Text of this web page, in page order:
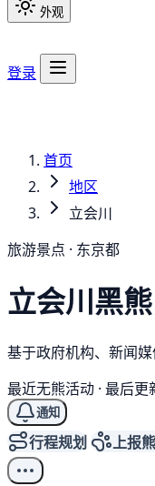
外观
登录
首页
地区
立会川
旅游景点 · 东京都
立会川黑熊
基于政府机构、新闻
最近无熊活动 · 最后更
通知
行程规划 上报